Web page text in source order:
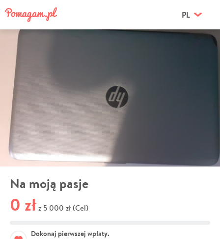
PL
Na moją pasje
0 zł z 5 000 zł (Cel)
Dokonaj pierwszej wpłaty.